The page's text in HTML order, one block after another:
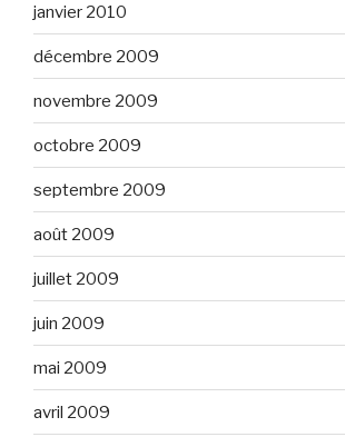
janvier 2010
décembre 2009
novembre 2009
octobre 2009
septembre 2009
août 2009
juillet 2009
juin 2009
mai 2009
avril 2009